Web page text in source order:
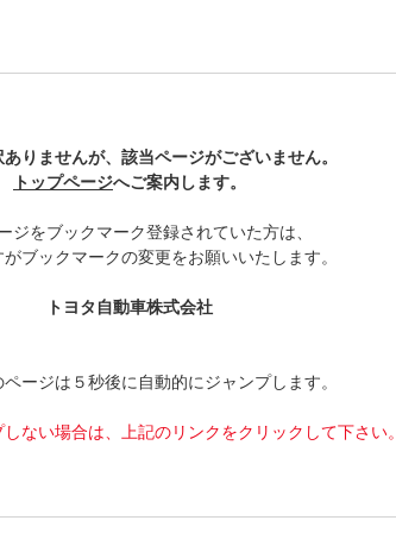
りませんが、該当ページがございません。
トップページへご案内します。
ジをブックマーク登録されていた方は、
ブックマークの変更をお願いいたします。
トヨタ自動車株式会社
ージは５秒後に自動的にジャンプします。
しない場合は、上記のリンクをクリックして下さい